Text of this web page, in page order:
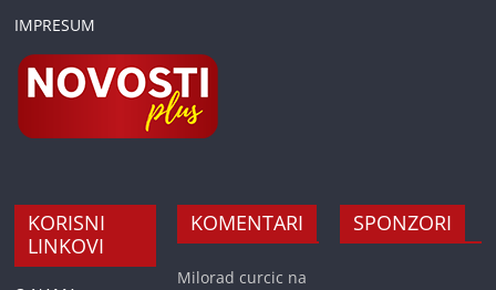
IMPRESUM
KORISNI
LINKOVI
KOMENTARI
Milorad curcic na
SPONZORI